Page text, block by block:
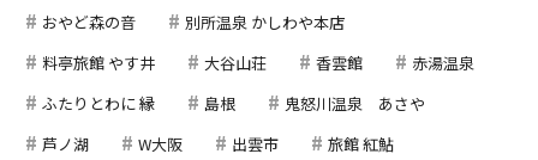
おやど森の音
別所温泉 かしわや本店
料亭旅館 やす井
大谷山荘 香雲館
赤湯温泉
ふたりとわに 縁
島根
鬼怒川温泉 あさや
芦ノ湖
W大阪 出雲市
旅館 紅鮎